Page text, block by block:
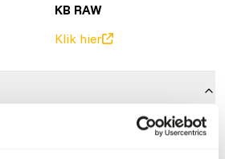
KB RAW
Klik hier
is noodzakelijk. Voor